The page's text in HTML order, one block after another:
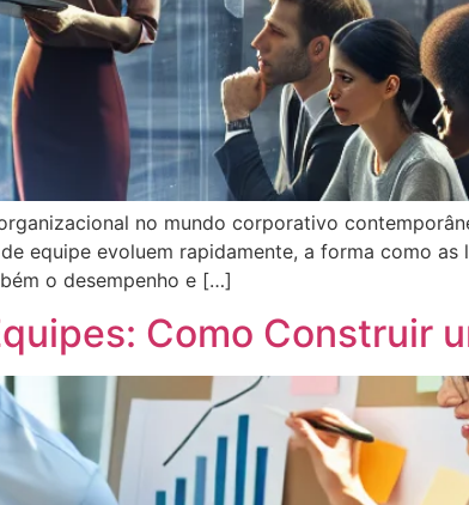
no mundo corporativo
equipe evoluem rapidamente, a forma como as
o desempenho e […]
Como Construir